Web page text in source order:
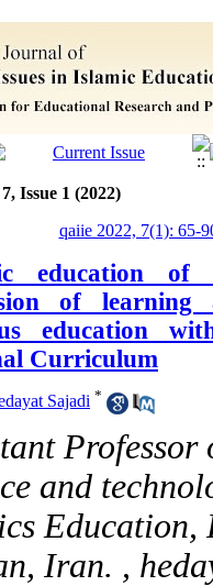
Issue 1 (2022)
qaiie 2022, 7(1): 65-
education
of
education
Curriculum
Sajadi *
and
Iran. ,